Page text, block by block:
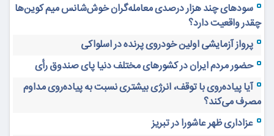
سودهای چند هزار درصدی معامله‌گران خوش‌شانس میم کوین‌ها
چقدر واقعیت دارد؟
پرواز آزمایشی اولین خودروی پرنده در اسلواکی
حضور مردم ایران در کشورهای مختلف دنیا پای صندوق رأی
آیا پیاده‌روی با توقف، انرژی بیشتری نسبت به پیاده‌روی مداوم
مصرف می‌کند؟
عزاداری ظهر عاشورا در تبریز